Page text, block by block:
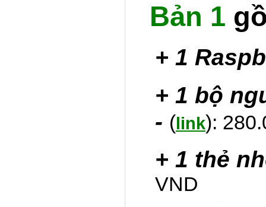
Bản 1
+ 1
+ 1 bộ
- (link):
+ 1 thẻ
VND